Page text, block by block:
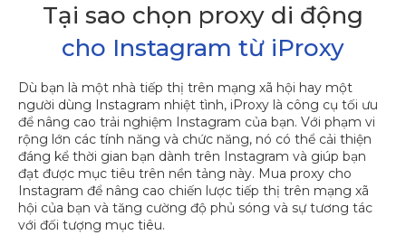
Tại sao chọn proxy di động
cho Instagram từ iProxy
Dù bạn là một nhà tiếp thị trên mạng xã hội hay một
người dùng Instagram nhiệt tình, iProxy là công cụ tối ưu
để nâng cao trải nghiệm Instagram của bạn. Với phạm vi
rộng lớn các tính năng và chức năng, nó có thể cải thiện
đáng kể thời gian bạn dành trên Instagram và giúp bạn
đạt được mục tiêu trên nền tảng này. Mua proxy cho
Instagram để nâng cao chiến lược tiếp thị trên mạng xã
hội của bạn và tăng cường độ phủ sóng và sự tương tác
với đối tượng mục tiêu.